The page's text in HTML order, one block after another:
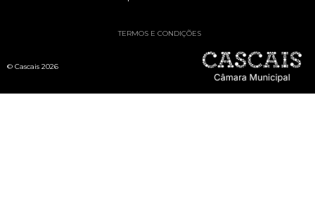
TERMOS E CONDIÇÕES
© Cascais 2026